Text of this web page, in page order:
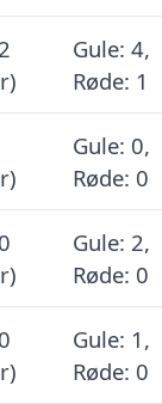
Gule: 4,
Røde: 1
Gule: 0,
Røde: 0
Gule: 2,
Røde: 0
Gule: 1,
Røde: 0